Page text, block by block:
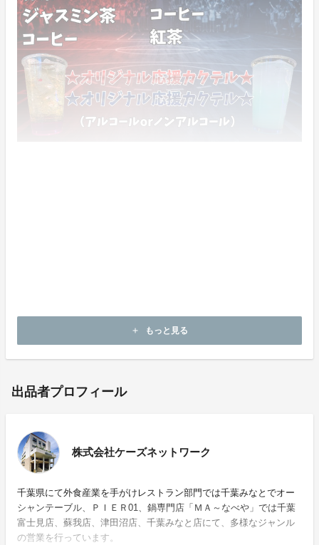
前とあわせてご提示ください。
add もっと見る
出品者プロフィール
株式会社ケーズネットワーク
千葉県にて外食産業を手がけレストラン部門では千葉みなとでオー
シャンテーブル、ＰＩＥＲ01、鍋専門店「ＭＡ～なべや」では千葉
富士見店、蘇我店、津田沼店、千葉みなと店にて、多様なジャンル
の営業を行っています。